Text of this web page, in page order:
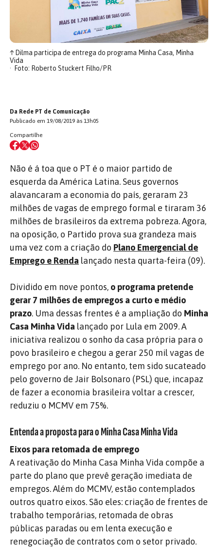
↑Dilma participa de entrega do programa Minha Casa, Minha
Vida
Foto: Roberto Stuckert Filho/PR
Da Rede PT de Comunicação
Publicado em 19/08/2019 às 13h05
Compartilhe
Não é á toa que o PT é o maior partido de
esquerda da América Latina. Seus governos
alavancaram a economia do país, geraram 23
milhões de vagas de emprego formal e tiraram 36
milhões de brasileiros da extrema pobreza. Agora,
na oposição, o Partido prova sua grandeza mais
uma vez com a criação do Plano Emergencial de
Emprego e Renda lançado nesta quarta-feira (09).
Dividido em nove pontos, o programa pretende
gerar 7 milhões de empregos a curto e médio
prazo. Uma dessas frentes é a ampliação do Minha
Casa Minha Vida lançado por Lula em 2009. A
iniciativa realizou o sonho da casa própria para o
povo brasileiro e chegou a gerar 250 mil vagas de
emprego por ano. No entanto, tem sido sucateado
pelo governo de Jair Bolsonaro (PSL) que, incapaz
de fazer a economia brasileira voltar a crescer,
reduziu o MCMV em 75%.
Entenda a proposta para o Minha Casa Minha Vida
Eixos para retomada de emprego
A reativação do Minha Casa Minha Vida compõe a
parte do plano que prevê geração imediata de
empregos. Além do MCMV, estão contemplados
outros quatro eixos. São eles: criação de frentes de
trabalho temporárias, retomada de obras
públicas paradas ou em lenta execução e
renegociação de contratos com o setor privado.